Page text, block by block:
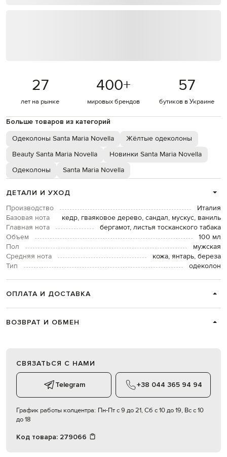
27
лет на рынке
400+
мировых брендов
57
бутиков в Украине
Больше товаров из категорий
Одеколоны Santa Maria Novella
Жёлтые одеколоны
Beauty Santa Maria Novella
Новинки Santa Maria Novella
Одеколоны
Santa Maria Novella
ДЕТАЛИ И УХОД
Производство
Италия
Базовая нота
кедр, гваяковое дерево, сандал, мускус, ваниль
Главная нота
бергамот, листья тосканского табака
Объем
100 мл
Пол
мужская
Средняя нота
кожа, янтарь, береза
Тип
одеколон
ОПЛАТА И ДОСТАВКА
ВОЗВРАТ И ОБМЕН
СВЯЗАТЬСЯ С НАМИ
Telegram +38 044 365 94 94
График работы колцентра: Пн-Пт с 9 до 21, Сб с 10 до 19, Вс с 10
до 18
Код товара: 279066